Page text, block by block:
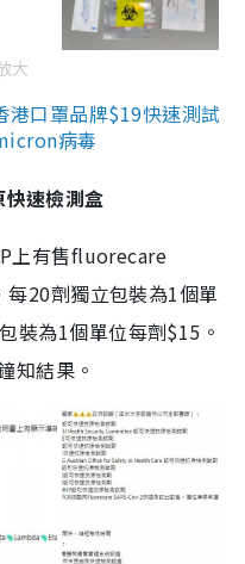
大
港口罩品牌$19快速測試
病毒
速檢測盒
上有售fluorecare
每20劑獨立包裝為1個單
裝為1個單位每劑$15。
知結果。